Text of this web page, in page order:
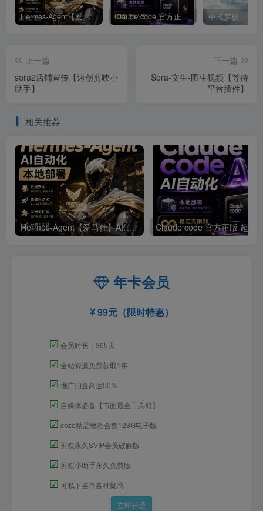
Hermes-Agent【爱马仕】AI自动化部署【会员免费领取安装包】 Claude code 官方正版 超强工具【会员免费领取安装包】 中式梦核
上一篇
sora2店铺宣传【速创剪映小
助手】
下一篇
Sora-文生-图生视频【等待
平替插件】
相关推荐
Hermes-Agent【爱马仕】AI自动化部署【会员免费领取安装包】
年卡会员
99元（限时特惠）
☑ 会员时长：365天
☑ 全站资源免费获取1年
☑ 推广佣金高达50％
☑ 自媒体必备【市面最全工具箱】
☑ coze精品教程合集123G电子版
☑ 剪映永久SVIP会员破解版
☑ 剪映小助手永久免费版
☑ 可私下咨询各种疑惑
立即开通